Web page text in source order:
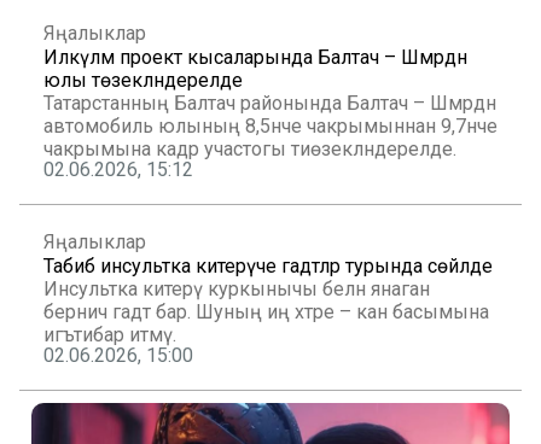
Яңалыклар
Илкүләм проект кысаларында Балтач – Шәмәрдән
юлы төзекләндерелде
Татарстанның Балтач районында Балтач – Шәмәрдән
автомобиль юлының 8,5нче чакрымыннан 9,7нче
чакрымына кадәр участогы тиөзекләндерелде.
02.06.2026, 15:12
Яңалыклар
Табиб инсультка китерүче гадәтләр турында сөйләде
Инсультка китерү куркынычы белән янаган
берничә гадәт бар. Шуның иң хәтәре – кан басымына
игътибар итмәү.
02.06.2026, 15:00